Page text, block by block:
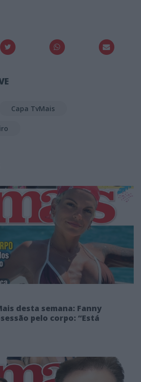
Capa TvMais
desta semana: Fanny
pelo corpo: “Está